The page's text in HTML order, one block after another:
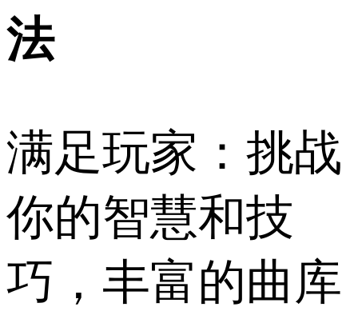
法
满足玩家：挑战
你的智慧和技
巧，丰富的曲库